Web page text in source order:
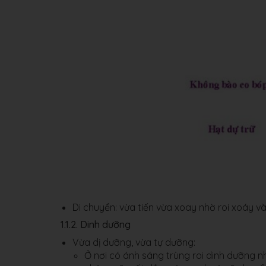
Di chuyển: vừa tiến vừa xoay nhờ roi xoáy
1.1.2. Dinh dưỡng
Vừa dị dưỡng, vừa tự dưỡng:
Ở nơi có ánh sáng trùng roi dinh dưỡng